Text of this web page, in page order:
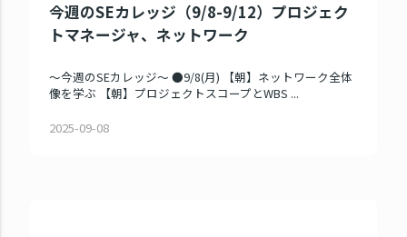
今週のSEカレッジ（9/8-9/12）プロジェク
トマネージャ、ネットワーク
～今週のSEカレッジ～ ●9/8(月) 【朝】ネットワーク全体
像を学ぶ 【朝】プロジェクトスコープとWBS ...
2025-09-08